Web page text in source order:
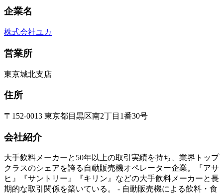
企業名
株式会社ユカ
営業所
東京城北支店
住所
〒152-0013 東京都目黒区南2丁目1番30号
会社紹介
大手飲料メーカーと50年以上の取引実績を持ち、業界トップ
クラスのシェアを誇る自動販売機オペレーター企業。『アサ
ヒ』『サントリー』『キリン』などの大手飲料メーカーと長
期的な取引関係を築いている。 - 自動販売機による飲料・食